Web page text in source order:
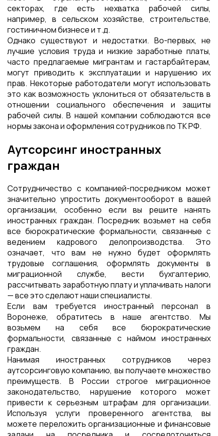
секторах, где есть нехватка рабочей силы,
например, в сельском хозяйстве, строительстве,
гостиничном бизнесе и т.д.
Однако существуют и недостатки. Во-первых, не
лучшие условия труда и низкие заработные платы,
часто предлагаемые мигрантам и гастарбайтерам,
могут приводить к эксплуатации и нарушению их
прав. Некоторые работодатели могут использовать
это как возможность уклониться от обязательств в
отношении социального обеспечения и защиты
рабочей силы. В нашей компании соблюдаются все
нормы закона и оформления сотрудников по ТК РФ.
Аутсорсинг иностранных
граждан
Сотрудничество с компанией-посредником может
значительно упростить документооборот в вашей
организации, особенно если вы решите нанять
иностранных граждан. Посредник возьмет на себя
все бюрократические формальности, связанные с
ведением кадрового делопроизводства. Это
означает, что вам не нужно будет оформлять
трудовые соглашения, оформлять документы в
миграционной службе, вести бухгалтерию,
рассчитывать заработную плату и уплачивать налоги
— все это сделают наши специалисты.
Если вам требуется иностранный персонал в
Воронеже, обратитесь в наше агентство. Мы
возьмем на себя все бюрократические
формальности, связанные с наймом иностранных
граждан.
Нанимая иностранных сотрудников через
аутсорсинговую компанию, вы получаете множество
преимуществ. В России строгое миграционное
законодательство, нарушение которого может
привести к серьезным штрафам для организации.
Используя услуги проверенного агентства, вы
можете переложить организационные и финансовые